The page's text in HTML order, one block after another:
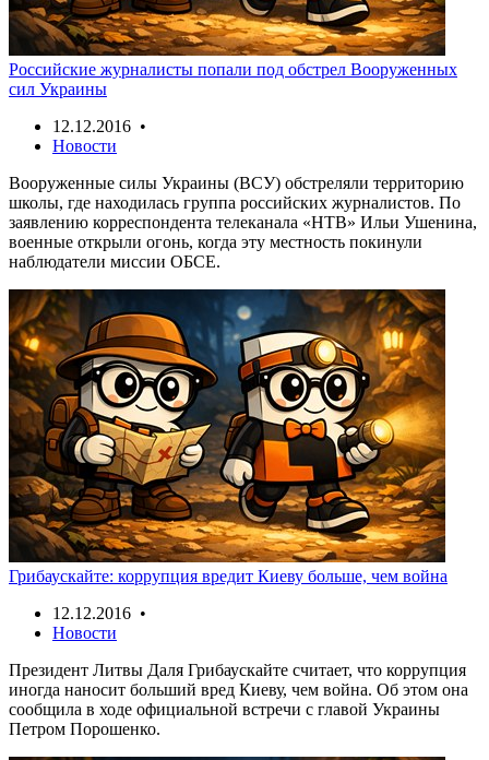
Российские журналисты попали под обстрел Вооруженных
сил Украины
12.12.2016 •
Новости
Вооруженные силы Украины (ВСУ) обстреляли территорию
школы, где находилась группа российских журналистов. По
заявлению корреспондента телеканала «НТВ» Ильи Ушенина,
военные открыли огонь, когда эту местность покинули
наблюдатели миссии ОБСЕ.
Грибаускайте: коррупция вредит Киеву больше, чем война
12.12.2016 •
Новости
Президент Литвы Даля Грибаускайте считает, что коррупция
иногда наносит больший вред Киеву, чем война. Об этом она
сообщила в ходе официальной встречи с главой Украины
Петром Порошенко.